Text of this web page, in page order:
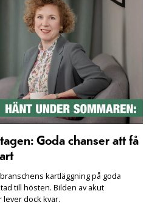
Goda chanser att få
kartläggning på goda
till hösten. Bilden av akut
dock kvar.